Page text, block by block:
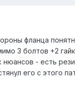
фланца
3 болтов +2
- есть
его с этого